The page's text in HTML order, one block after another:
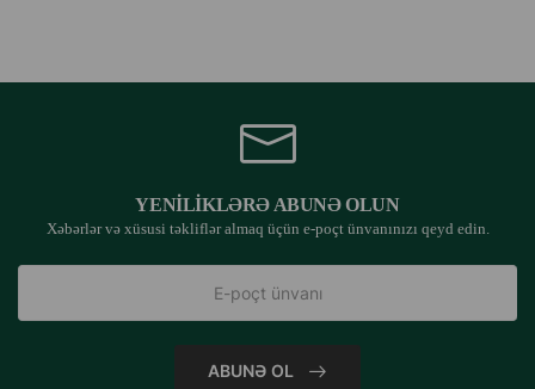
YENILIKLƏRƏ ABUNƏ OLUN
Xəbərlər və xüsusi təkliflər almaq üçün e-poçt ünvanınızı qeyd edin.
ABUNƏ OL